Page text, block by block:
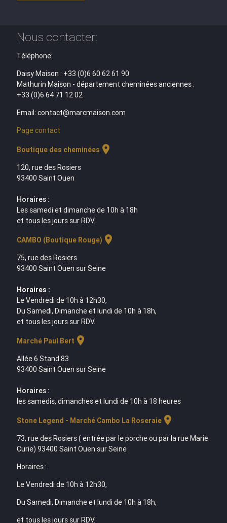
Nous contacter:
Téléphone:
Daisy Maison : +33 (0)6 60 62 61 90
Mathurin Maison - département cheminées anciennes :
+33 (0)6 64 71 12 02
Email: contact@marcmaison.com
Page contact
Boutique des cheminées location_on
120, rue des Rosiers
93400 Saint Ouen
Horaires :
Les samedi et dimanche de 10h à 18h
et tous les jours sur RDV.
CAMBO (Boutique Rouge) location_on
75, rue des Rosiers
93400 Saint Ouen sur Seine
Horaires :
Le Vendredi de 10h à 12h30,
Du Samedi, Dimanche et lundi de 10h à 18h,
et tous les jours sur RDV.
Marché Paul Bert location_on
Allée 6 Stand 83
93400 Saint Ouen sur Seine
Horaires :
les samedis, dimanches et lundi de 10h à 18 heures
Stone Legend - Marché Cambo La Roseraielocation_on
73, rue des Rosiers ( entrée par le porche ou par la rue Marie
Curie) 93400 Saint Ouen sur Seine
Horaires :
Le Vendredi de 10h à 12h30,
Du Samedi, Dimanche et lundi de 10h à 18h,
et tous les jours sur RDV.